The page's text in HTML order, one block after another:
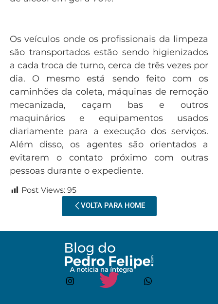
Os veículos onde os profissionais da limpeza
são transportados estão sendo higienizados
a cada troca de turno, cerca de três vezes por
dia. O mesmo está sendo feito com os
caminhões da coleta, máquinas de remoção
mecanizada, caçam bas e outros
maquinários e equipamentos usados
diariamente para a execução dos serviços.
Além disso, os agentes são orientados a
evitarem o contato próximo com outras
pessoas durante o expediente.
Post Views: 95
VOLTA PARA HOME